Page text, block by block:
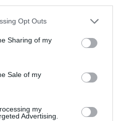
app uses one or more Google
behaviour. You may click to
and its third-party tags to
purposes in below Google
Opt Outs
Sharing of my
Sale of my
my
Advertising.
kaphat a Levante